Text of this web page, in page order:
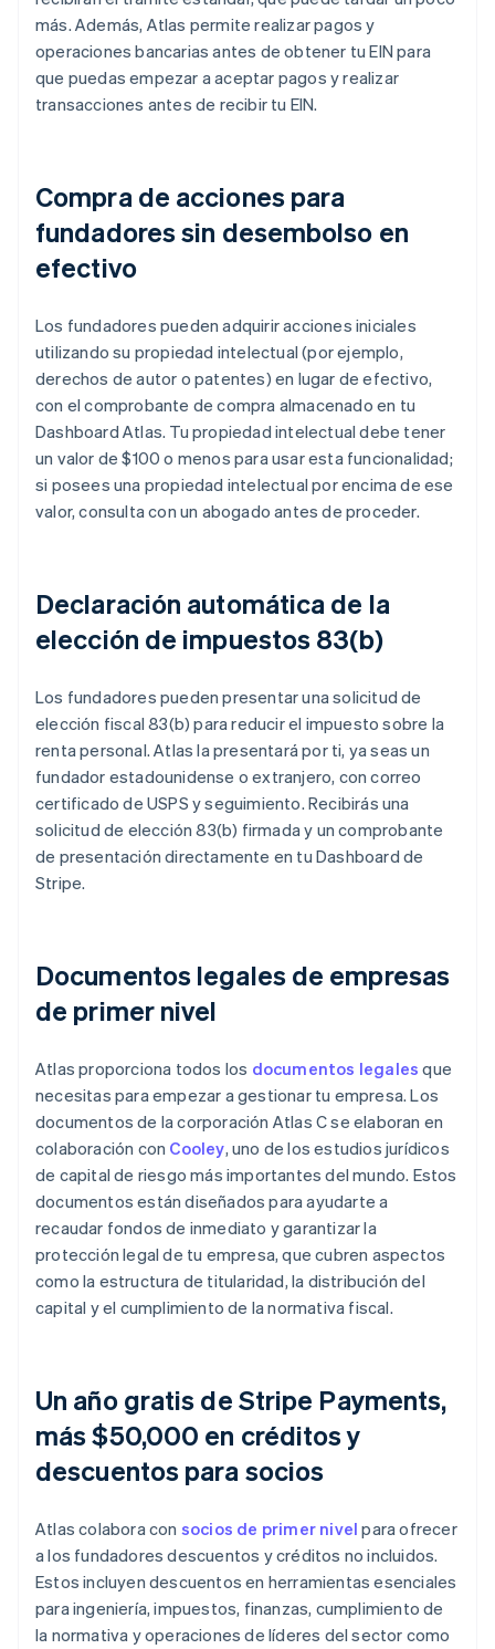
más. Además, Atlas permite realizar pagos y
operaciones bancarias antes de obtener tu EIN para
que puedas empezar a aceptar pagos y realizar
transacciones antes de recibir tu EIN.
Compra de acciones para
fundadores sin desembolso en
efectivo
Los fundadores pueden adquirir acciones iniciales
utilizando su propiedad intelectual (por ejemplo,
derechos de autor o patentes) en lugar de efectivo,
con el comprobante de compra almacenado en tu
Dashboard Atlas. Tu propiedad intelectual debe tener
un valor de $100 o menos para usar esta funcionalidad;
si posees una propiedad intelectual por encima de ese
valor, consulta con un abogado antes de proceder.
Declaración automática de la
elección de impuestos 83(b)
Los fundadores pueden presentar una solicitud de
elección fiscal 83(b) para reducir el impuesto sobre la
renta personal. Atlas la presentará por ti, ya seas un
fundador estadounidense o extranjero, con correo
certificado de USPS y seguimiento. Recibirás una
solicitud de elección 83(b) firmada y un comprobante
de presentación directamente en tu Dashboard de
Stripe.
Documentos legales de empresas
de primer nivel
Atlas proporciona todos los documentos legales que
necesitas para empezar a gestionar tu empresa. Los
documentos de la corporación Atlas C se elaboran en
colaboración con Cooley, uno de los estudios jurídicos
de capital de riesgo más importantes del mundo. Estos
documentos están diseñados para ayudarte a
recaudar fondos de inmediato y garantizar la
protección legal de tu empresa, que cubren aspectos
como la estructura de titularidad, la distribución del
capital y el cumplimiento de la normativa fiscal.
Un año gratis de Stripe Payments,
más $50,000 en créditos y
descuentos para socios
Atlas colabora con socios de primer nivel para ofrecer
a los fundadores descuentos y créditos no incluidos.
Estos incluyen descuentos en herramientas esenciales
para ingeniería, impuestos, finanzas, cumplimiento de
la normativa y operaciones de líderes del sector como